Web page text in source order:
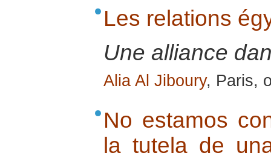
Les relations
Une alliance
Alia Al Jiboury, Paris,
No estamos
la tutela de